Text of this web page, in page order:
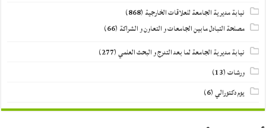
نيابة مديرية الجامعة للعلاقات الخارجية (868)
مصلحة التبادل مابين الجامعات و التعاون و الشراكة (66)
نيابة مديرية الجامعة لما بعد التدرج و البحث العلمي(277)
ورشات(13)
يوم دكتورالي(6)